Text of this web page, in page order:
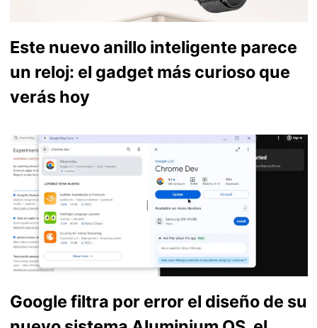
Este nuevo anillo inteligente parece
un reloj: el gadget más curioso que
verás hoy
Google filtra por error el diseño de su